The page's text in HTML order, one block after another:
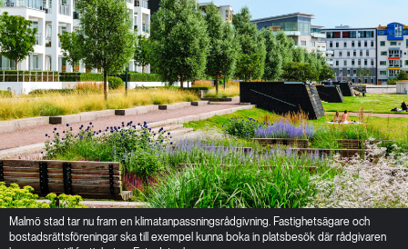
Malmö stad tar nu fram en klimatanpassningsrådgivning. Fastighetsägare och
bostadsrättsföreningar ska till exempel kunna boka in platsbesök där rådgivaren